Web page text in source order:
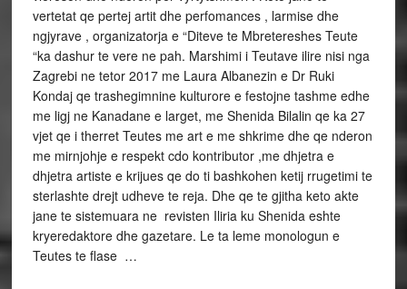
vertetat qe pertej artit dhe perfomances , larmise dhe
ngjyrave , organizatorja e “Diteve te Mbretereshes Teute
“ka dashur te vere ne pah. Marshimi i Teutave ilire nisi nga
Zagrebi ne tetor 2017 me Laura Albanezin e Dr Ruki
Kondaj qe trashegimnine kulturore e festojne tashme edhe
me ligj ne Kanadane e larget, me Shenida Bilalin qe ka 27
vjet qe i therret Teutes me art e me shkrime dhe qe nderon
me mirnjohje e respekt cdo kontributor ,me dhjetra e
dhjetra artiste e krijues qe do ti bashkohen ketij rrugetimi te
sterlashte drejt udheve te reja. Dhe qe te gjitha keto akte
jane te sistemuara ne revisten Iliria ku Shenida eshte
kryeredaktore dhe gazetare. Le ta leme monologun e
Teutes te flase …